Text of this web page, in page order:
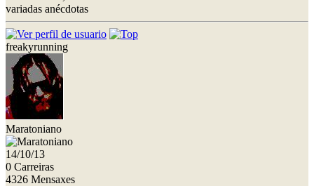
variadas anécdotas
freakyrunning
Maratoniano
14/10/13
0 Carreiras
4326 Mensaxes